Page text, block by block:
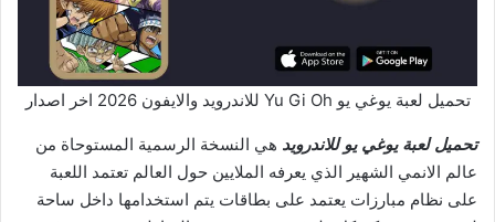
تحميل لعبة يوغي يو Yu Gi Oh للاندرويد والايفون 2026 اخر اصدار
تحميل لعبة يوغي يو للاندرويد هي النسخة الرسمية المستوحاة من
عالم الانمي الشهير الذي يعرفه الملايين حول العالم تعتمد اللعبة
على نظام مبارزات يعتمد على بطاقات يتم استخدامها داخل ساحة